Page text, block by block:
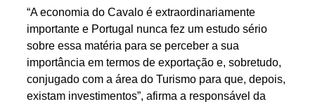
“A economia do Cavalo é extraordinariamente
importante e Portugal nunca fez um estudo sério
sobre essa matéria para se perceber a sua
importância em termos de exportação e, sobretudo,
conjugado com a área do Turismo para que, depois,
existam investimentos”, afirma a responsável da